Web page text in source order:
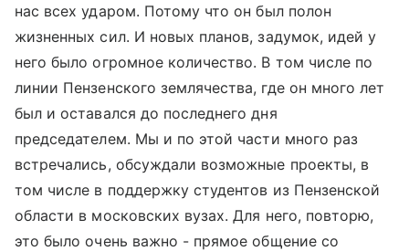
нас всех ударом. Потому что он был полон
жизненных сил. И новых планов, задумок, идей у
него было огромное количество. В том числе по
линии Пензенского землячества, где он много лет
был и оставался до последнего дня
председателем. Мы и по этой части много раз
встречались, обсуждали возможные проекты, в
том числе в поддержку студентов из Пензенской
области в московских вузах. Для него, повторю,
это было очень важно - прямое общение со